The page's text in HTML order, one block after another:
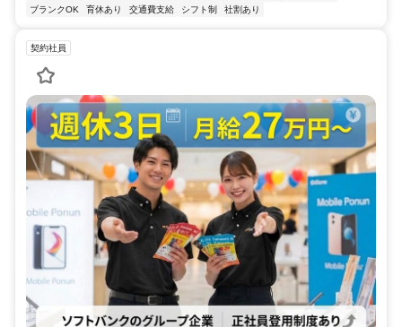
ブランクOK
育休あり 交通費支給 シフト制 社割あり
契約社員